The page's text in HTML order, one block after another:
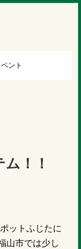
ント
！！
ットふじたに
山市では少し